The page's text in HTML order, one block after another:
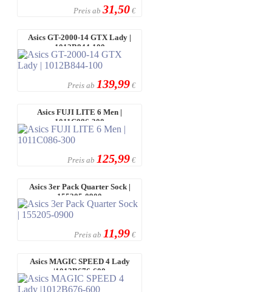
Preis ab 31,50 €
Asics GT-2000-14 GTX Lady |
1012B844-100
Preis ab 139,99 €
Asics FUJI LITE 6 Men |
1011C086-300
Preis ab 125,99 €
Asics 3er Pack Quarter Sock |
155205-0900
Preis ab 11,99 €
Asics MAGIC SPEED 4 Lady
|1012B676-600